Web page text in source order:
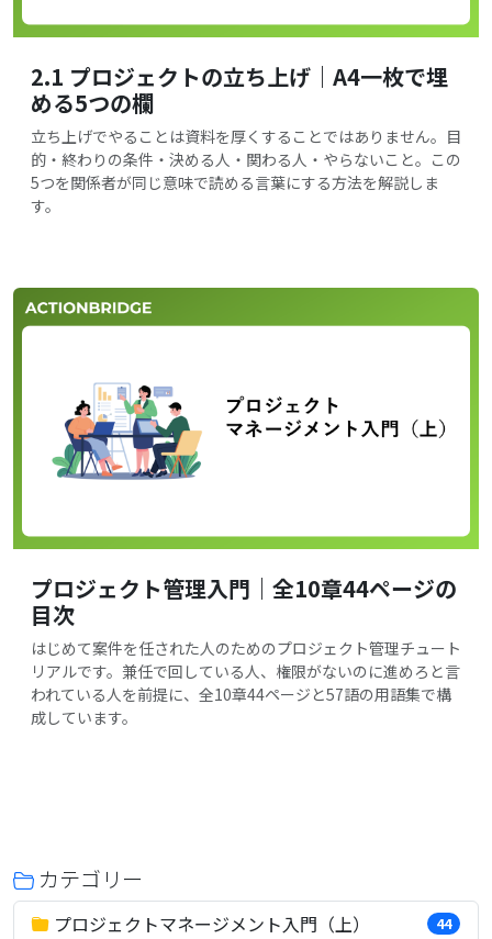
2.1 プロジェクトの立ち上げ｜A4一枚で埋
める5つの欄
立ち上げでやることは資料を厚くすることではありません。目
的・終わりの条件・決める人・関わる人・やらないこと。この
5つを関係者が同じ意味で読める言葉にする方法を解説しま
す。
プロジェクト管理入門｜全10章44ページの
目次
はじめて案件を任された人のためのプロジェクト管理チュート
リアルです。兼任で回している人、権限がないのに進めろと言
われている人を前提に、全10章44ページと57語の用語集で構
成しています。
カテゴリー
プロジェクトマネージメント入門（上） 44